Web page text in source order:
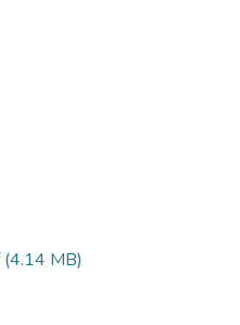
(4.14 MB)